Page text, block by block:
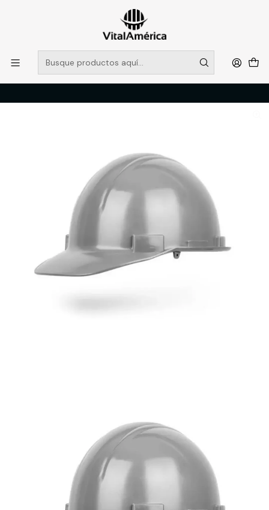
POR SISTEMA FRONTAL SOLO RETIROS EN TIENDA, DESDE
MUCHAS GRACIAS +569 5956 2237
Leer más
Inicio PROTECCION PERSONAL
CRANEO
CASCO LIBUS PROSEG GRIS ARNES STANDARD